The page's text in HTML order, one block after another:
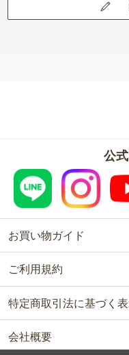
公
お買い物ガイド
ご利用規約
特定商取引法に基づく
会社概要